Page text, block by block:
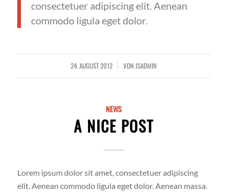
consectetuer adipiscing elit. Aenean
commodo ligula eget dolor.
24. AUGUST 2012
/ VONJSADMIN
NEWS
A NICE POST
Lorem ipsum dolor sit amet, consectetuer adipiscing
elit. Aenean commodo ligula eget dolor. Aenean massa.